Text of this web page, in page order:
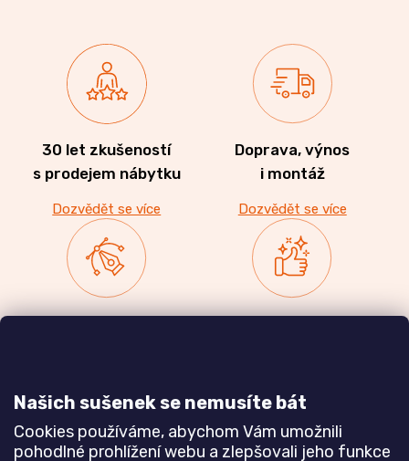
Našich sušenek se nemusíte bát
Cookies používáme, abychom Vám umožnili
pohodlné prohlížení webu a zlepšovali jeho funkce
30 let zkušeností
s prodejem nábytku
Dozvědět se více
Doprava, výnos
i montáž
Dozvědět se více
Dozvědět se více Dozvědět se více